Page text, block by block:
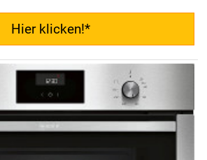
Hier klicken!*